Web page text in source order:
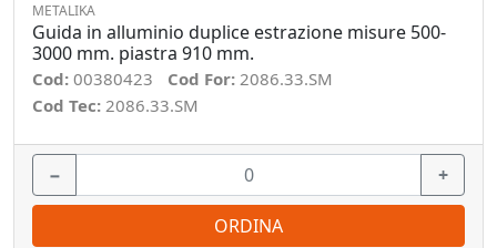
METALIKA
Guida in alluminio duplice estrazione misure 500-
3000 mm. piastra 910 mm.
Cod: 00380423 Cod For: 2086.33.SM
Cod Tec: 2086.33.SM
− +
ORDINA